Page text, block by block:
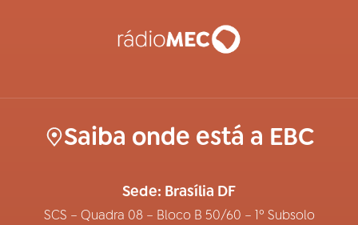
Saiba onde está a EBC
Sede: Brasília DF
SCS – Quadra 08 – Bloco B 50/60 – 1º Subsolo